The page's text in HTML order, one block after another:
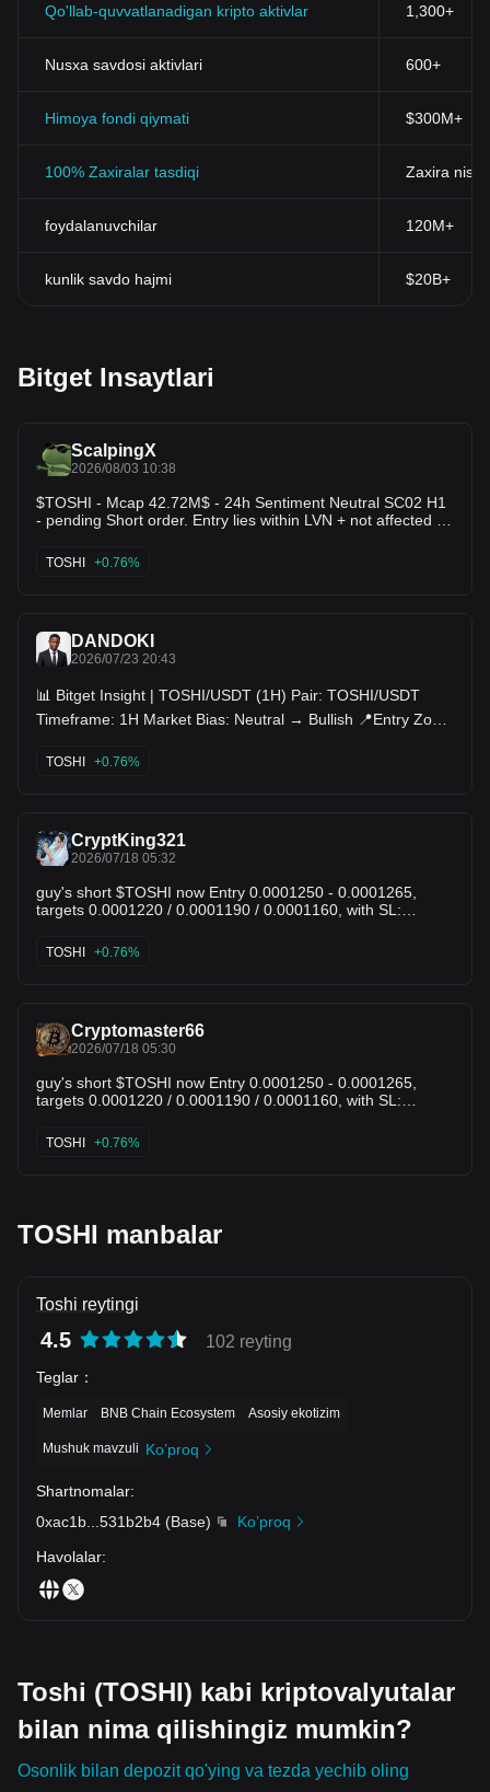
Qo'llab-quvvatlanadigan kripto aktivlar 1,300+
Nusxa savdosi aktivlari 600+
Himoya fondi qiymati $300M+
100% Zaxiralar tasdiqi Zaxira
foydalanuvchilar 120M+
kunlik savdo hajmi $20B+
Bitget Insaytlari
ScalpingX
2026/08/03 10:38
$TOSHI - Mcap 42.72M$ - 24h Sentiment Neutral SC02 H1
- pending Short order. Entry lies within LVN + not affected by
1.57% wide. The downtrend has lasted 7 days 3 hours, with
the largest recorded price decline at 10.40%. If price breaks
TOSHI +0.76%
DANDOKI
2026/07/23 20:43
📊 Bitget Insight | TOSHI/USDT (1H) Pair: TOSHI/USDT
Timeframe: 1H Market Bias: Neutral → Bullish 📍Entry Zone:
resistance with strong buying volume. 🎯 Take Profit • TP1:
+5% • TP2: +10% • TP3: +15% 🛑 Stop Loss Below the most
A high-volume breakout could signal the next bullish move,
while rejection at resistance may lead to another retest of
support. Confirmation is essential before entering. ⚠️ This
analysis is for educational purposes only. Always use proper
risk management and DYOR. #BitgetInsight #TOSHI #USDT
TOSHI +0.76%
CryptKing321
2026/07/18 05:32
guy's short $TOSHI now Entry 0.0001250 - 0.0001265,
targets 0.0001220 / 0.0001190 / 0.0001160, with SL:
TOSHI +0.76%
Cryptomaster66
2026/07/18 05:30
guy's short $TOSHI now Entry 0.0001250 - 0.0001265,
targets 0.0001220 / 0.0001190 / 0.0001160, with SL:
TOSHI +0.76%
TOSHI manbalar
Toshi reytingi
4.5 102 reyting
Teglar ：
Memlar BNB Chain Ecosystem Asosiy ekotizim
Mushuk mavzuli Ko’proq
Shartnomalar:
0xac1b
531b2b4 (Base)
Ko’proq
Havolalar:
Toshi (TOSHI) kabi kriptovalyutalar
bilan nima qilishingiz mumkin?
Osonlik bilan depozit qo'ying va tezda yechib oling